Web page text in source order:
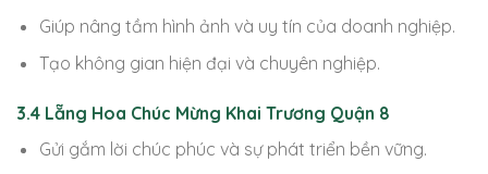
Giúp nâng tầm hình ảnh và uy tín của doanh nghiệp.
Tạo không gian hiện đại và chuyên nghiệp.
3.4 Lẵng Hoa Chúc Mừng Khai Trương Quận 8
Gửi gắm lời chúc phúc và sự phát triển bền vững.